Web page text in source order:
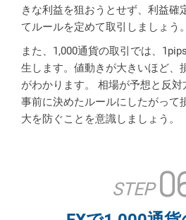
きな利益を狙おうとせず、利益確
てルールを定めて取引しましょう。
また、1,000通貨の取引では、
生します。 値動きが大きいほど、
がわかります。
相場が予想と反対
事前に決めたルールにしたがって
大を防ぐことを意識しましょう。
STEP